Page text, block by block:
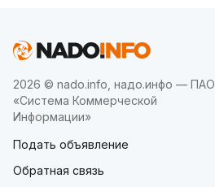
2026 © nado.info, надо.инфо — ПАО
«Система Коммерческой
Информации»
Подать объявление
Обратная связь